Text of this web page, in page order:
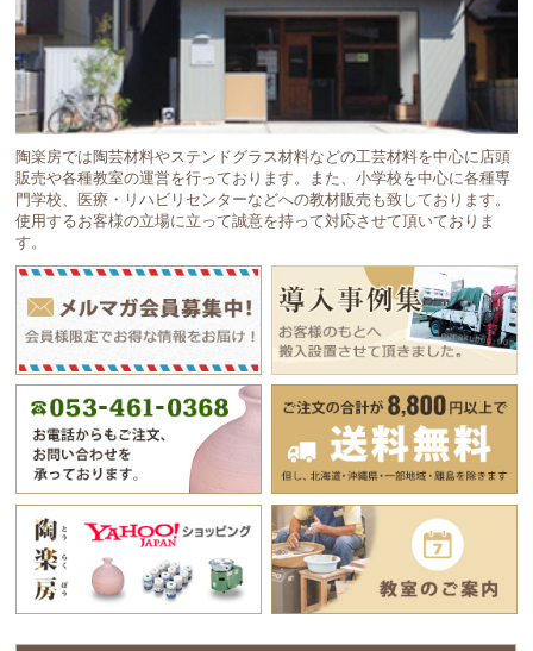
陶楽房では陶芸材料やステンドグラス材料などの工芸材料を中心に店頭
販売や各種教室の運営を行っております。また、小学校を中心に各種専
門学校、医療・リハビリセンターなどへの教材販売も致しております。
使用するお客様の立場に立って誠意を持って対応させて頂いておりま
す。